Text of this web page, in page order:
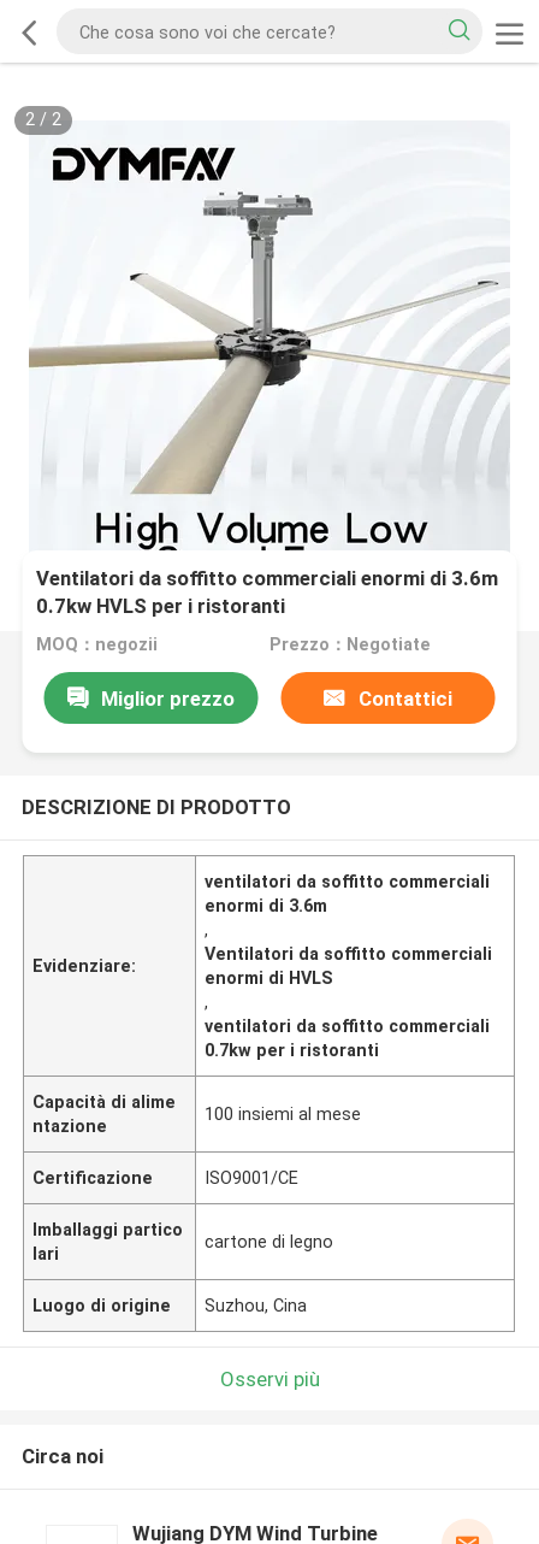
2/ 2
Ventilatori da soffitto commerciali enormi di 3.6m
0.7kw HVLS per i ristoranti
MOQ：negozii Prezzo：Negotiate
Miglior prezzo Contattici
DESCRIZIONE DI PRODOTTO
Evidenziare:
ventilatori da soffitto commerciali
enormi di 3.6m
,
Ventilatori da soffitto commerciali
enormi di HVLS
,
ventilatori da soffitto commerciali
0.7kw per i ristoranti
Capacità di alime
ntazione
100 insiemi al mese
Certificazione ISO9001/CE
Imballaggi partico
lari
cartone di legno
Luogo di origine Suzhou, Cina
Osservi più
Circa noi
Wujiang DYM Wind Turbine